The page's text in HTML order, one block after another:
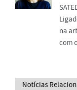
na
com
Notícias